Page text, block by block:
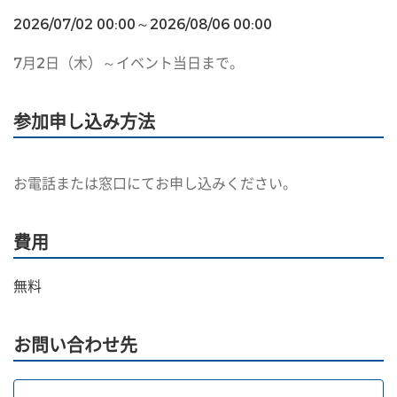
2026/07/02 00:00～2026/08/06 00:00
7月2日（木）～イベント当日まで。
参加申し込み方法
お電話または窓口にてお申し込みください。
費用
無料
お問い合わせ先